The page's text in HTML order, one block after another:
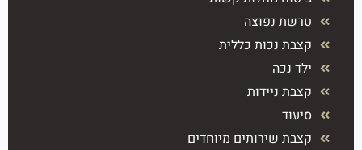
טרשת נפוצה
קצבת נכות כללית
ילד נכה
קצבת ניידות
סיעוד
קצבת שירותים מיוחדים